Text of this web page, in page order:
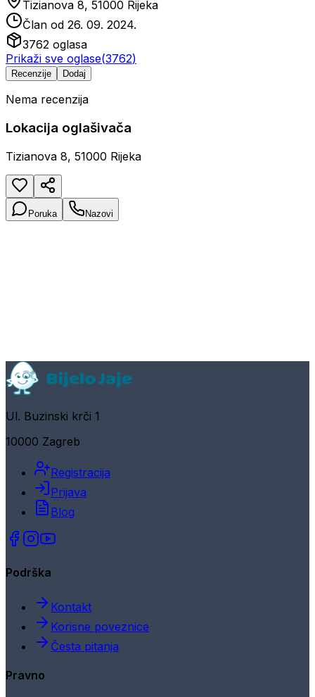
Tizianova 8, 51000 Rijeka
Član od 26. 09. 2024.
3762 oglasa
Prikaži sve oglase(3762)
Recenzije Dodaj
Nema recenzija
Lokacija oglašivača
Tizianova 8, 51000 Rijeka
Poruka Nazovi
Ul. Buzinski krči 1
10000 Zagreb
Registracija
Prijava
Blog
Podrška
Kontakt
Korisne poveznice
Česta pitanja
Pravno